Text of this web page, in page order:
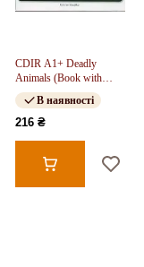
CDIR A1+ Deadly
Animals (Book with
Online Access)
В наявності
216 ₴